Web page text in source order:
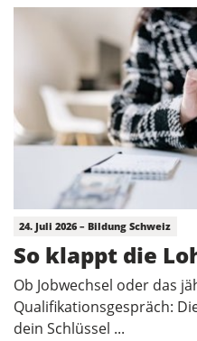
24. Juli 2026 – Bildung Schweiz
So klappt die
Ob Jobwechsel oder das
Qualifikationsgespräch:
dein Schlüssel ...